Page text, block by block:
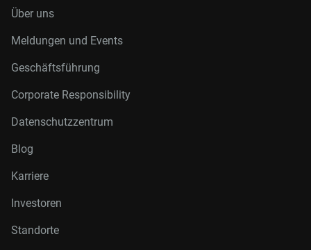
Über uns
Meldungen und Events
Geschäftsführung
Corporate Responsibility
Datenschutzzentrum
Blog
Karriere
Investoren
Standorte